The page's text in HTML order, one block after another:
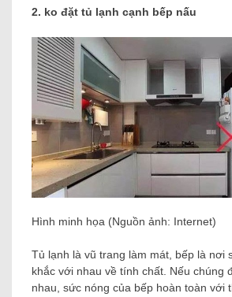
2. ko đặt tủ lạnh cạnh bếp nấu
Hình minh họa (Nguồn ảnh: Internet)
Tủ lạnh là vũ trang làm mát, bếp là nơi
khắc với nhau về tính chất. Nếu chúng
nhau, sức nóng của bếp hoàn toàn với